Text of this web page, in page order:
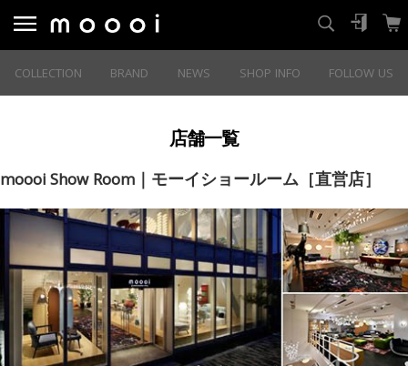
COLLECTION BRAND NEWS SHOP INFO FOLLOW US
店舗一覧
moooi Show Room｜モーイショールーム［直営店］